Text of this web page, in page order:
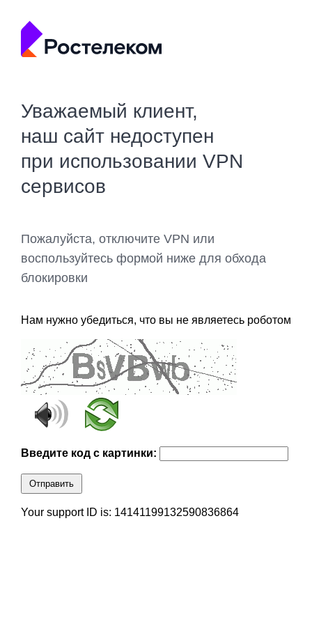
Уважаемый клиент,
наш сайт недоступен
при использовании VPN
сервисов
Пожалуйста, отключите VPN или
воспользуйтесь формой ниже для обхода
блокировки
Нам нужно убедиться, что вы не являетесь роботом
Введите код с картинки:
Отправить
Your support ID is: 14141199132590836864